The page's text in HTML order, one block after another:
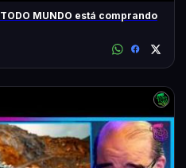
MUNDO está comprando